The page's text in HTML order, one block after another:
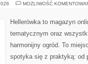
MOŻLIWOŚĆ
Hellerówka to magazyn
tematycznym oraz
harmonijny ogród. To
spotyka się z praktyką: od